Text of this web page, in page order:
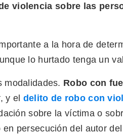
violencia sobre las
a la hora de
lo hurtado tenga un
modalidades. Robo con
y el delito de robo con
sobre la víctima o
persecución del autor